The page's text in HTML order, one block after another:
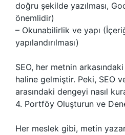
doğru şekilde yazılması,
önemlidir)
– Okunabilirlik ve yapı
yapılandırılması)
SEO, her metnin
haline gelmiştir. Peki, SEO
arasındaki dengeyi nasıl
4. Portföy Oluşturun ve
Her meslek gibi, metin